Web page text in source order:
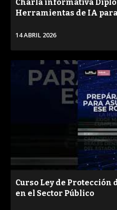
Charla informativa
Herramientas de IA
14 ABRIL 2026
Curso Ley de Protección
en el Sector Público